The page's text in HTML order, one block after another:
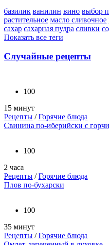
базилик ванилин вино выбор
растительное масло сливочное
сахар сахарная пудра сливки
Показать все теги
Случайные рецепты
100
15 минут
Рецепты /Горячие блюда
Свинина по-иберийски с
100
2 часа
Рецепты /Горячие блюда
Плов по-бухарски
100
35 минут
Рецепты /Горячие блюда